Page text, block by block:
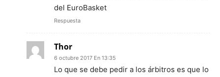
del EuroBasket
Respuesta
Thor
6 octubre 2017 En 13:35
Lo que se debe pedir a los árbitros es que lo